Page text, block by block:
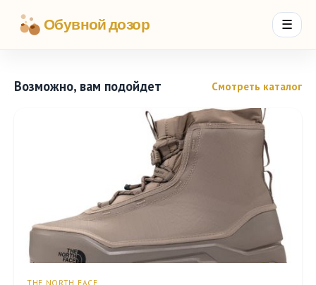
Обувной дозор ☰
Возможно, вам подойдет Смотреть каталог
THE NORTH FACE